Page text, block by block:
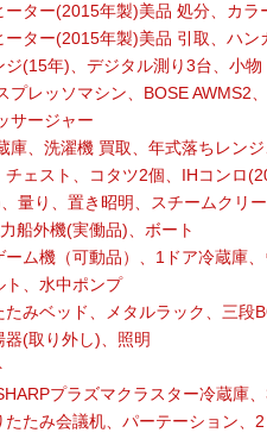
ーター(2015年製)美品 処分、カ
ーター(2015年製)美品 引取、ハン
ジ(15年)、デジタル測り3台、小物
プレッソマシン、BOSE AWMS2
サージャー
庫、洗濯機 買取、年式落ちレン
チェスト、コタツ2個、IHコンロ
量り、置き昭明、スチームクリ
船外機(実働品)、ボート
ーム機（可動品）、1ドア冷蔵庫
ト、水中ポンプ
たみベッド、メタルラック、三段
器(取り外し)、照明
プラズマクラスター冷蔵庫、
たたみ会議机、パーテーション、